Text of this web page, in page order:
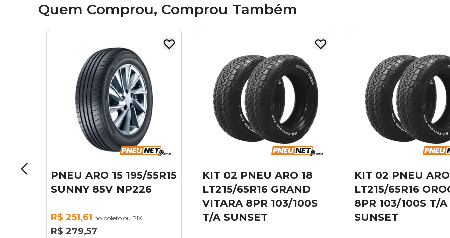
Quem Comprou, Comprou Também
PNEU ARO 15 195/55R15
SUNNY 85V NP226
R$ 251,61 no boleto ou PIX
R$ 279,57
KIT 02 PNEU ARO 18
LT215/65R16 GRAND
VITARA 8PR 103/100S
T/A SUNSET
KIT 02 PNEU
LT215/65R16
8PR 103/100S T/A
SUNSET